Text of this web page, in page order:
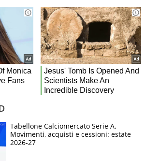
Tabellone Calciomercato Serie A.
Movimenti, acquisti e cessioni: estate
2026-27